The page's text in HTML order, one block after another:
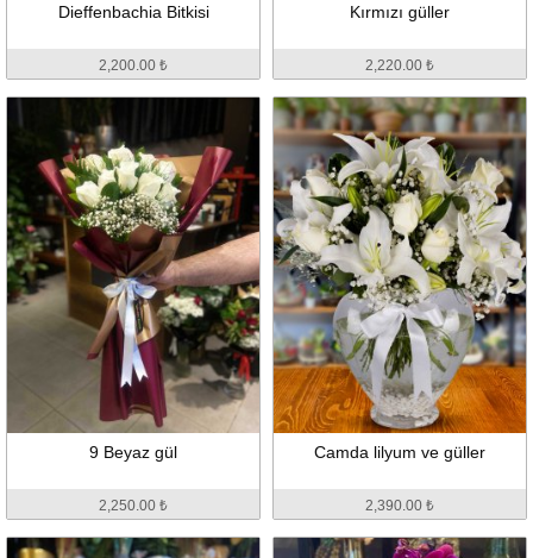
Dieffenbachia Bitkisi
2,200.00 ₺
Kırmızı güller
2,220.00 ₺
9 Beyaz gül
2,250.00 ₺
Camda lilyum ve güller
2,390.00 ₺